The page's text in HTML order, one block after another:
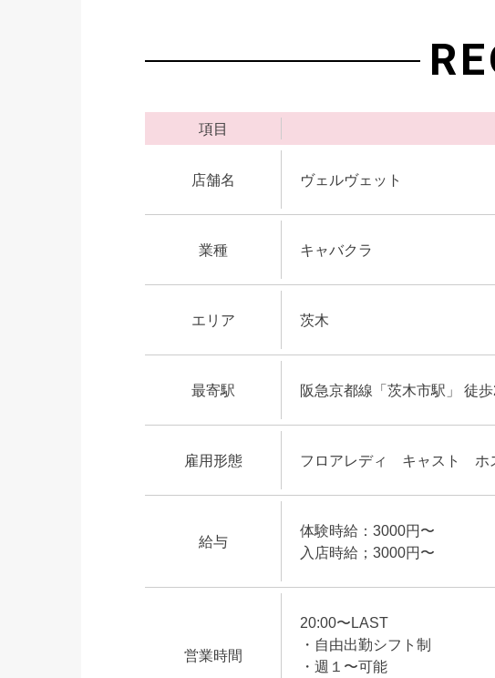
項目
店舗名 ヴェルヴェット
業種 キャバクラ
エリア 茨木
最寄駅 阪急京都線「茨木市駅」 徒
雇用形態 フロアレディ キャスト ホ
給与
体験時給：3000円〜
入店時給；3000円〜
営業時間
20:00〜LAST
・自由出勤シフト制
・週１〜可能